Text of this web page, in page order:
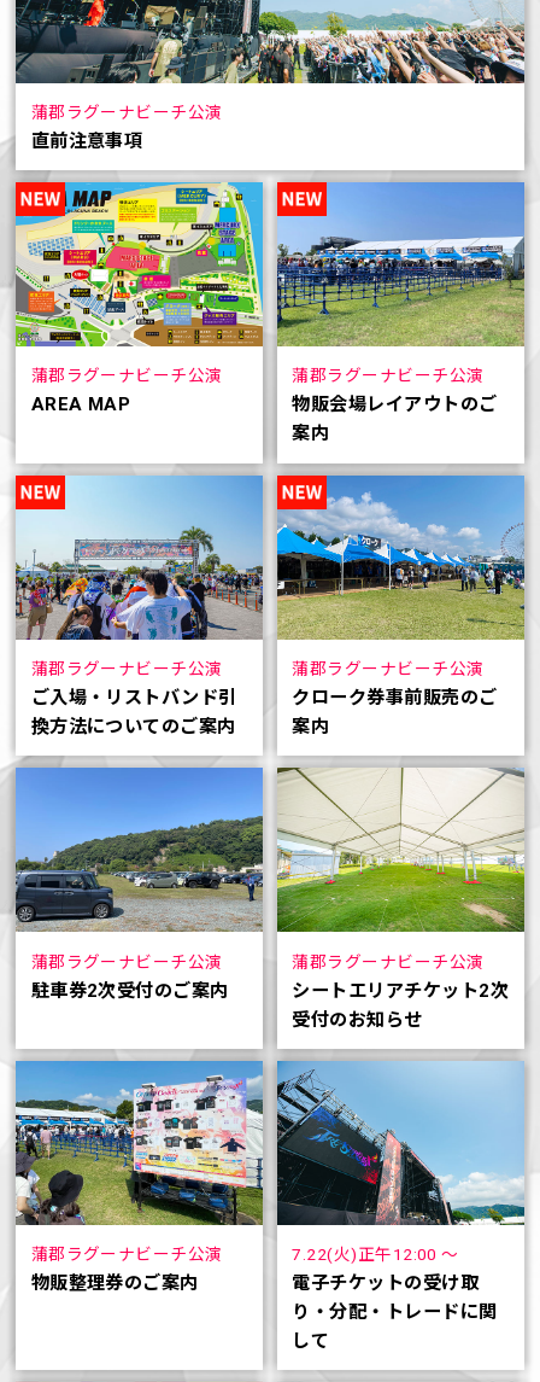
蒲郡ラグーナビーチ公演
直前注意事項
蒲郡ラグーナビーチ公演
AREA MAP
蒲郡ラグーナビーチ公演
物販会場レイアウトのご
案内
蒲郡ラグーナビーチ公演
ご入場・リストバンド引
換方法についてのご案内
蒲郡ラグーナビーチ公演
クローク券事前販売のご
案内
蒲郡ラグーナビーチ公演
駐車券2次受付のご案内
蒲郡ラグーナビーチ公演
シートエリアチケット2次
受付のお知らせ
蒲郡ラグーナビーチ公演
物販整理券のご案内
7.22(火)正午12:00 ～
電子チケットの受け取
り・分配・トレードに関
して